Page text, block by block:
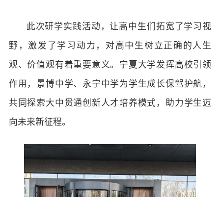
此次研学实践活动，让高中生们拓宽了学习视
野，激发了学习动力，对高中生树立正确的人生
观、价值观有着重要意义。宁夏大学发挥高校引领
作用，景博中学、永宁中学为学生成长保驾护航，
共同探索大中贯通创新人才培养模式，助力学生迈
向未来新征程。